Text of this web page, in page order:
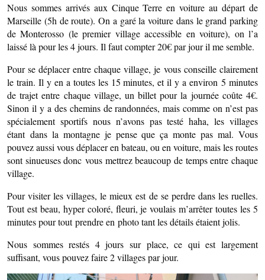
Nous sommes arrivés aux Cinque Terre en voiture au départ de
Marseille (5h de route). On a garé la voiture dans le grand parking
de Monterosso (le premier village accessible en voiture), on l’a
laissé là pour les 4 jours. Il faut compter 20€ par jour il me semble.
Pour se déplacer entre chaque village, je vous conseille clairement
le train. Il y en a toutes les 15 minutes, et il y a environ 5 minutes
de trajet entre chaque village, un billet pour la journée coûte 4€.
Sinon il y a des chemins de randonnées, mais comme on n’est pas
spécialement sportifs nous n’avons pas testé haha, les villages
étant dans la montagne je pense que ça monte pas mal. Vous
pouvez aussi vous déplacer en bateau, ou en voiture, mais les routes
sont sinueuses donc vous mettrez beaucoup de temps entre chaque
village.
Pour visiter les villages, le mieux est de se perdre dans les ruelles.
Tout est beau, hyper coloré, fleuri, je voulais m’arrêter toutes les 5
minutes pour tout prendre en photo tant les détails étaient jolis.
Nous sommes restés 4 jours sur place, ce qui est largement
suffisant, vous pouvez faire 2 villages par jour.